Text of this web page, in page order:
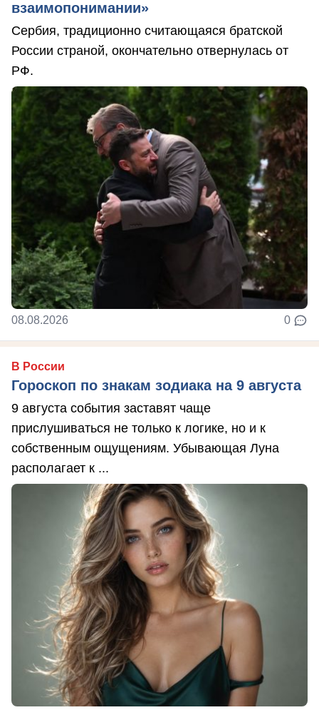
взаимопонимании»
Сербия, традиционно считающаяся братской
России страной, окончательно отвернулась от
РФ.
08.08.2026 0
В России
Гороскоп по знакам зодиака на 9 августа
9 августа события заставят чаще
прислушиваться не только к логике, но и к
собственным ощущениям. Убывающая Луна
располагает к ...